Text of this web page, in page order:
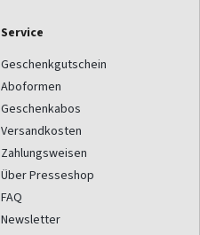
Service
Geschenkgutschein
Aboformen
Geschenkabos
Versandkosten
Zahlungsweisen
Über Presseshop
FAQ
Newsletter